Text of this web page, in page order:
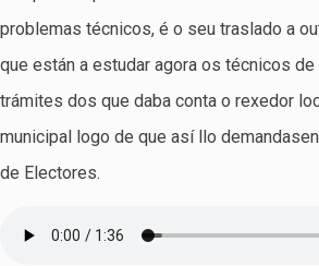
problemas técnicos, é o seu traslado a
que están a estudar agora os técnicos de
trámites dos que daba conta o rexedor
municipal logo de que así llo
de Electores.